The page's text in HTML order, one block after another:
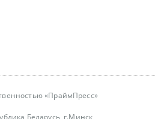
«ПраймПресс»
Беларусь, г.Минск